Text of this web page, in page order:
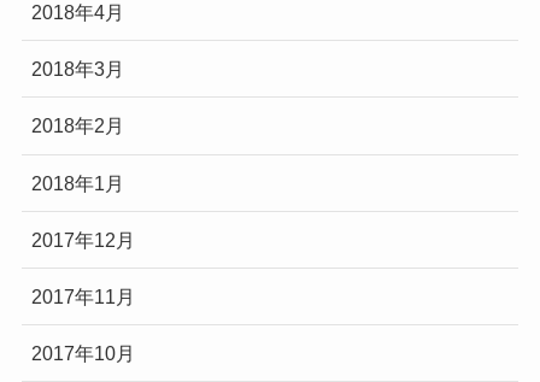
2018年4月
2018年3月
2018年2月
2018年1月
2017年12月
2017年11月
2017年10月